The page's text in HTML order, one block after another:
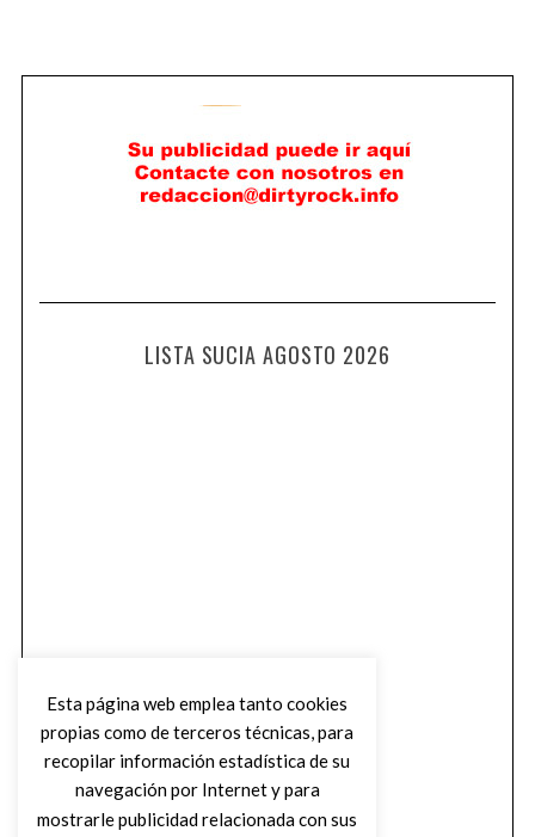
LISTA SUCIA AGOSTO 2026
Esta página web emplea tanto cookies
propias como de terceros técnicas, para
recopilar información estadística de su
navegación por Internet y para
mostrarle publicidad relacionada con sus